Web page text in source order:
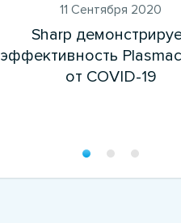
11 Сентября 2020
Sharp
эффективность
от COVID-19